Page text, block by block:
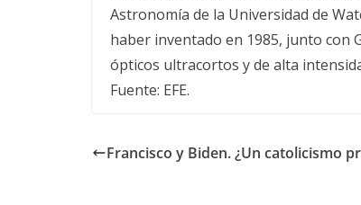
Astronomía de la Universidad de
haber inventado en 1985, junto con
ópticos ultracortos y de alta
Fuente: EFE.
Francisco y Biden. ¿Un catolicismo